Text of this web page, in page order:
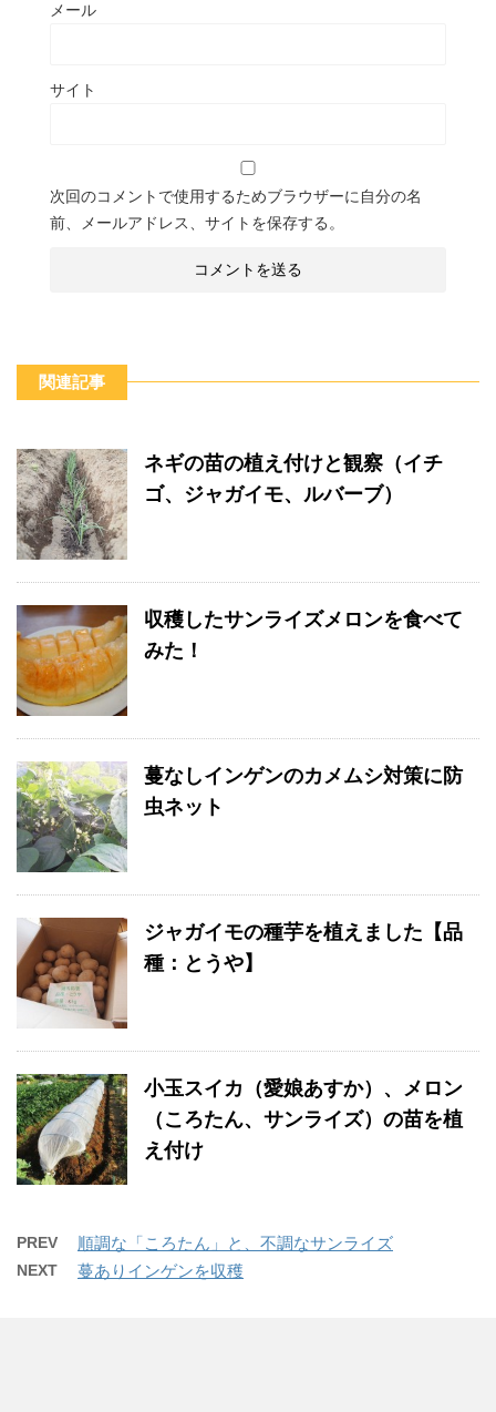
メール
サイト
次回のコメントで使用するためブラウザーに自分の名
前、メールアドレス、サイトを保存する。
関連記事
ネギの苗の植え付けと観察（イチ
ゴ、ジャガイモ、ルバーブ）
収穫したサンライズメロンを食べて
みた！
蔓なしインゲンのカメムシ対策に防
虫ネット
ジャガイモの種芋を植えました【品
種：とうや】
小玉スイカ（愛娘あすか）、メロン
（ころたん、サンライズ）の苗を植
え付け
PREV 順調な「ころたん」と、不調なサンライズ
NEXT 蔓ありインゲンを収穫